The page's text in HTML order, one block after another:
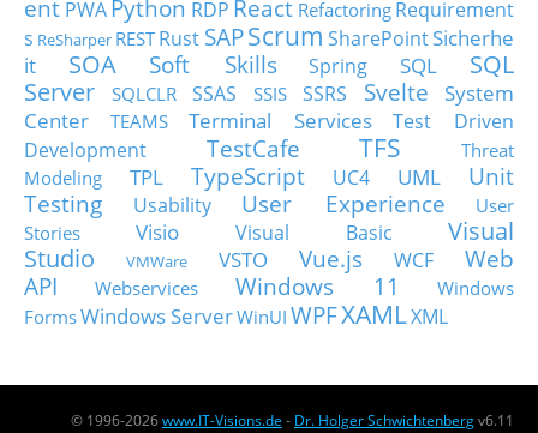
ent PWA Python RDP React Refactoring Requirement
s ReSharper RESTRust SAPScrum SharePointSicherhe
it
SOA Soft Skills Spring SQL
SQL
Server
SQLCLR SSAS SSIS SSRS Svelte
System
Center
TEAMS Terminal Services
Test Driven
Development
TestCafe TFS
Threat
Modeling
TPL TypeScript UC4 UML
Unit
Testing
Usability User Experience
User
Stories
Visio Visual Basic
Visual
Studio
VMWare VSTO Vue.js WCF
Web
API
Webservices Windows 11
Windows
FormsWindows ServerWinUI WPFXAMLXML
© 1996-2026www.IT-Visions.de - Dr. Holger Schwichtenbergv6.11